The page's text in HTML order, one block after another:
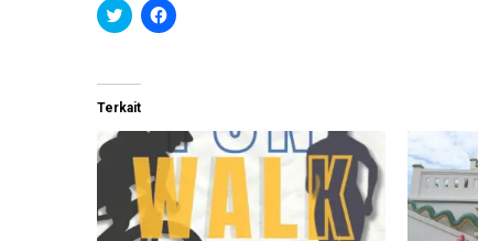
K
l
n
u
b
a
i
K
l
m
e
m
b
a
g
i
Terkait